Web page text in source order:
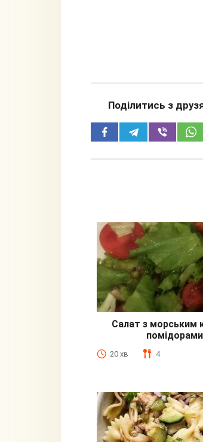
Поділитись з
Салат з морським
помідорами
20 хв 4